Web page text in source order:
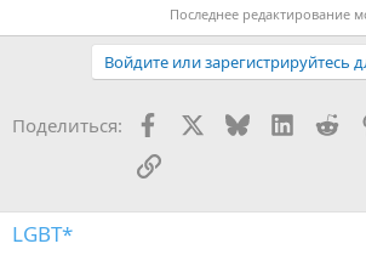
Последнее редактирование
Войдите или зарегистрируйтесь
Поделиться: Facebook BlueskyLinkedIn
Ссылка
LGBT*